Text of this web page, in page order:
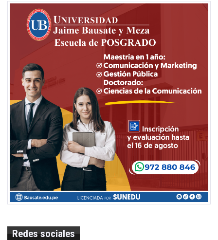
Redes sociales